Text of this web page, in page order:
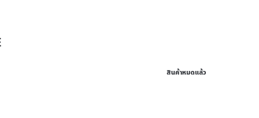
สินค้าหมดแล้ว